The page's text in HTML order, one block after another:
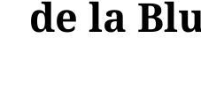
de la